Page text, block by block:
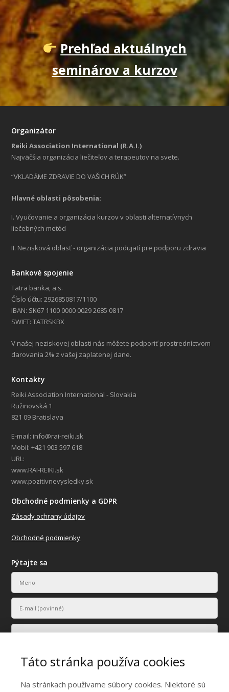
Prehľad aktuálnych
seminárov a kurzov
Organizátor
Reiki Association International (R.A.I.)
Najväčšia organizácia liečiteľov a terapeutov na svete.
“VKLADÁME ZDRAVIE DO VAŠICH RÚK”
Hlavné oblasti pôsobenia:
I. Vyučovanie a organizácia kurzov v oblasti alternatívnych
liečebných metód
II. Nezisková oblasť - organizácia podujatí pre podporu zdravia
Bankové spojenie
Tatra banka, a.s.
Číslo účtu: 2926850817/1100
IBAN: SK67 1100 0000 0029 2685 0817
SWIFT: TATRSKBX
V našej neziskovej oblasti nás môžete podporiť prostredníctvom
darovania 2% z vašej zaplatenej dane.
Kontakty
Reiki Association International - Slovakia
Ružinovská 1
821 09 Bratislava
E-mail: info@rai-reiki.sk
Mobil: +421 903 597 618
URL:
www.RAI-REIKI.sk
www.pozitivnevysledky.sk
Obchodné podmienky a GDPR
Zásady ochrany údajov
Obchodné podmienky
Pýtajte sa
Táto stránka používa cookies
Na stránkach používame súbory cookies. Niektoré sú